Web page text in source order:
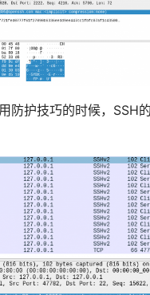
防护技巧的时候，SSH